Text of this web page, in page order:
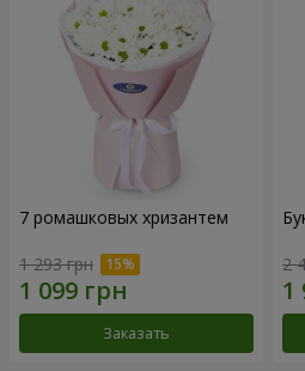
7 ромашковых хризантем
1 293 грн
Заказать
2